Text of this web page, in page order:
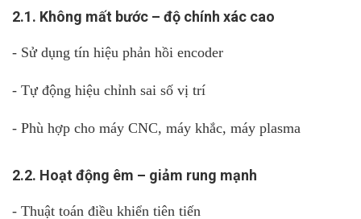
2.1. Không mất bước – độ chính xác cao
- Sử dụng tín hiệu phản hồi encoder
- Tự động hiệu chỉnh sai số vị trí
- Phù hợp cho máy CNC, máy khắc, máy plasma
2.2. Hoạt động êm – giảm rung mạnh
- Thuật toán điều khiển tiên tiến